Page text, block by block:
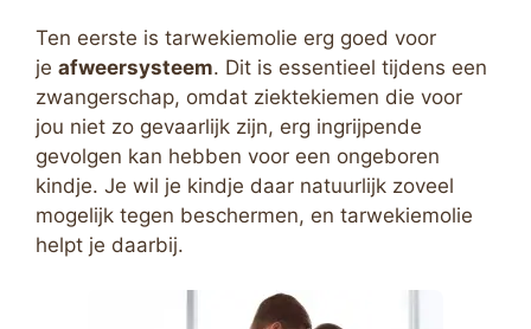
Ten eerste is tarwekiemolie erg goed voor
je afweersysteem. Dit is essentieel tijdens een
zwangerschap, omdat ziektekiemen die voor
jou niet zo gevaarlijk zijn, erg ingrijpende
gevolgen kan hebben voor een ongeboren
kindje. Je wil je kindje daar natuurlijk zoveel
mogelijk tegen beschermen, en tarwekiemolie
helpt je daarbij.